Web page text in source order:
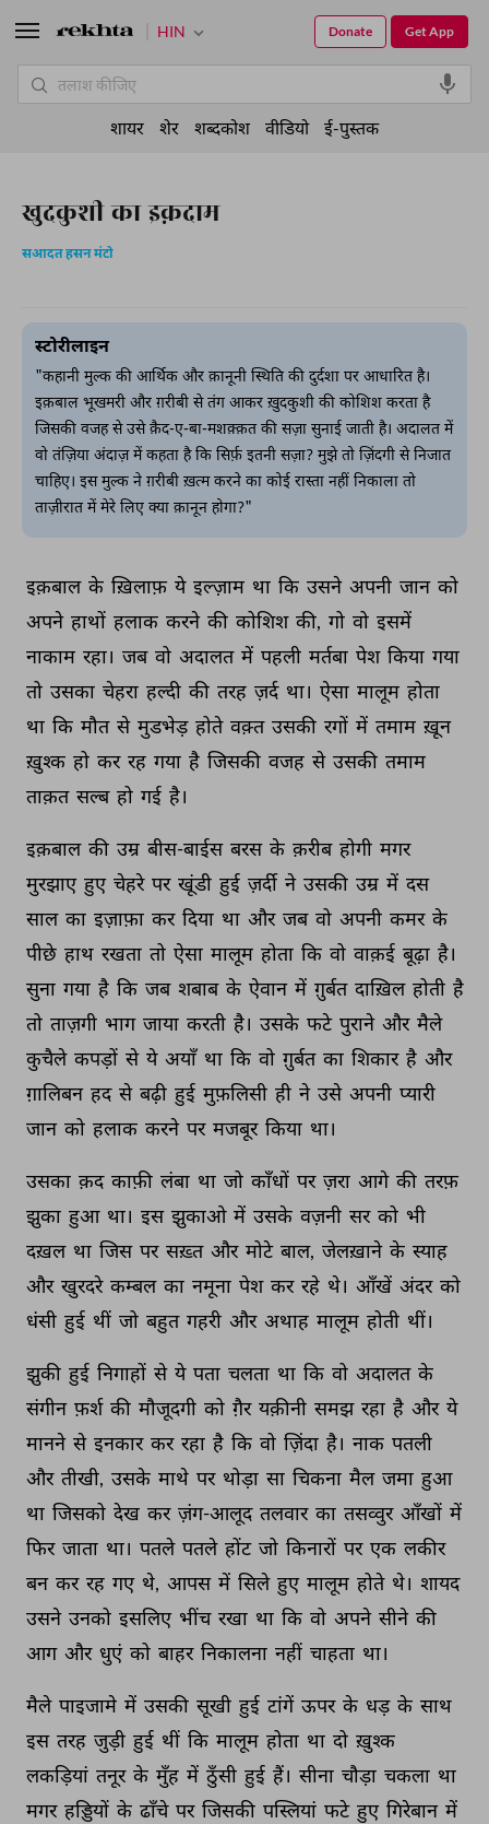
खुदकुशी का इक़दाम
सआदत हसन मंटो
स्टोरीलाइन
"कहानी मुल्क की आर्थिक और क़ानूनी स्थिति की दुर्दशा पर आधारित है।
इक़बाल भूखमरी और ग़रीबी से तंग आकर ख़ुदकुशी की कोशिश करता है
जिसकी वजह से उसे क़ैद-ए-बा-मशक़्क़त की सज़ा सुनाई जाती है। अदालत में
वो तंज़िया अंदाज़ में कहता है कि सिर्फ़ इतनी सज़ा? मुझे तो ज़िंदगी से निजात
चाहिए। इस मुल्क ने ग़रीबी ख़त्म करने का कोई रास्ता नहीं निकाला तो
ताज़ीरात में मेरे लिए क्या क़ानून होगा?"
इक़बाल के ख़िलाफ़ ये इल्ज़ाम था कि उसने अपनी जान को
अपने हाथों हलाक करने की कोशिश की, गो वो इसमें
नाकाम रहा। जब वो अदालत में पहली मर्तबा पेश किया गया
तो उसका चेहरा हल्दी की तरह ज़र्द था। ऐसा मालूम होता
था कि मौत से मुडभेड़ होते वक़्त उसकी रगों में तमाम ख़ून
ख़ुश्क हो कर रह गया है जिसकी वजह से उसकी तमाम
ताक़त सल्ब हो गई है।
इक़बाल की उम्र बीस-बाईस बरस के क़रीब होगी मगर
मुरझाए हुए चेहरे पर खूंडी हुई ज़र्दी ने उसकी उम्र में दस
साल का इज़ाफ़ा कर दिया था और जब वो अपनी कमर के
पीछे हाथ रखता तो ऐसा मालूम होता कि वो वाक़ई बूढ़ा है।
सुना गया है कि जब शबाब के ऐवान में ग़ुर्बत दाख़िल होती है
तो ताज़गी भाग जाया करती है। उसके फटे पुराने और मैले
कुचैले कपड़ों से ये अयाँ था कि वो ग़ुर्बत का शिकार है और
ग़ालिबन हद से बढ़ी हुई मुफ़लिसी ही ने उसे अपनी प्यारी
जान को हलाक करने पर मजबूर किया था।
उसका क़द काफ़ी लंबा था जो काँधों पर ज़रा आगे की तरफ़
झुका हुआ था। इस झुकाओ में उसके वज़नी सर को भी
दख़ल था जिस पर सख़्त और मोटे बाल, जेलख़ाने के स्याह
और खुरदरे कम्बल का नमूना पेश कर रहे थे। आँखें अंदर को
धंसी हुई थीं जो बहुत गहरी और अथाह मालूम होती थीं।
झुकी हुई निगाहों से ये पता चलता था कि वो अदालत के
संगीन फ़र्श की मौजूदगी को ग़ैर यक़ीनी समझ रहा है और ये
मानने से इनकार कर रहा है कि वो ज़िंदा है। नाक पतली
और तीखी, उसके माथे पर थोड़ा सा चिकना मैल जमा हुआ
था जिसको देख कर ज़ंग-आलूद तलवार का तसव्वुर आँखों में
फिर जाता था। पतले पतले होंट जो किनारों पर एक लकीर
बन कर रह गए थे, आपस में सिले हुए मालूम होते थे। शायद
उसने उनको इसलिए भींच रखा था कि वो अपने सीने की
आग और धुएं को बाहर निकालना नहीं चाहता था।
मैले पाइजामे में उसकी सूखी हुई टांगें ऊपर के धड़ के साथ
इस तरह जुड़ी हुई थीं कि मालूम होता था दो ख़ुश्क
लकड़ियां तनूर के मुँह में ठुँसी हुई हैं। सीना चौड़ा चकला था
मगर हड्डियों के ढाँचे पर जिसकी पस्लियां फटे हुए गिरेबान में
HIN Get App
Donate
शायर शेर शब्दकोश वीडियो ई-पुस्तक